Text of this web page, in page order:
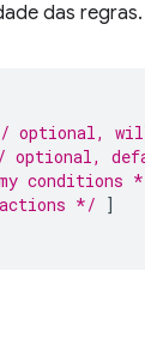
das regras.
optional,
optional,
conditions
*/ ]